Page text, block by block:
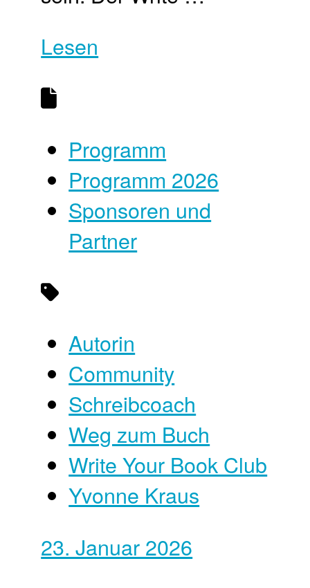
Lesen
Programm
Programm 2026
Sponsoren und
Partner
Autorin
Community
Schreibcoach
Weg zum Buch
Write Your Book Club
Yvonne Kraus
23. Januar 2026